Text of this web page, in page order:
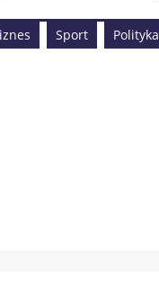
Sport Polityka